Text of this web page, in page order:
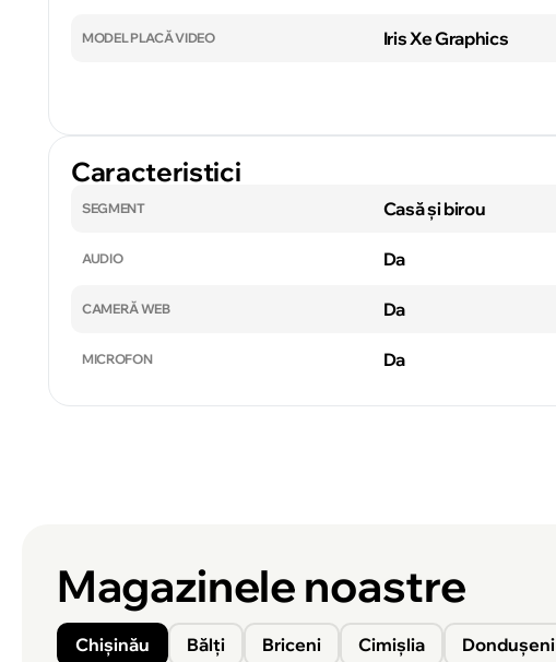
MODEL PLACĂ VIDEO Iris Xe Graphics
Caracteristici
SEGMENT Casă și birou
AUDIO Da
CAMERĂ WEB Da
MICROFON Da
Magazinele noastre
Chișinău Bălți Briceni Cimișlia Donduşeni